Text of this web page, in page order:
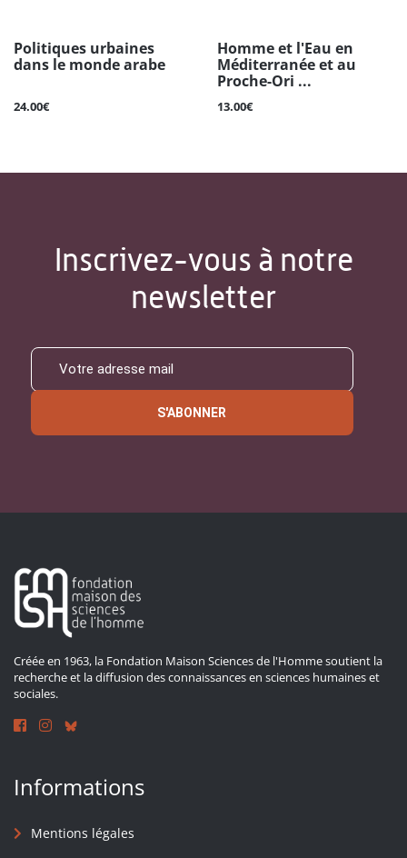
Politiques urbaines
dans le monde arabe
24.00€
Homme et l'Eau en
Méditerranée et au
Proche-Ori ...
13.00€
Inscrivez-vous à notre
newsletter
S'ABONNER
Créée en 1963, la Fondation Maison Sciences de l'Homme soutient la
recherche et la diffusion des connaissances en sciences humaines et
sociales.
Informations
Mentions légales